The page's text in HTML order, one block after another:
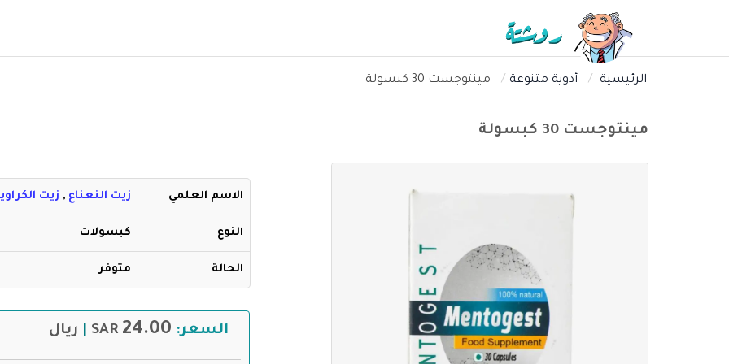
الرئيسية أدوية متنوعة مينتوجست 30 كبسولة
مينتوجست 30 كبسولة
الاسم العلمي زيت النعناع , زيت
النوع كبسولات
الحالة متوفر
السعر: 24.00
SAR ريال